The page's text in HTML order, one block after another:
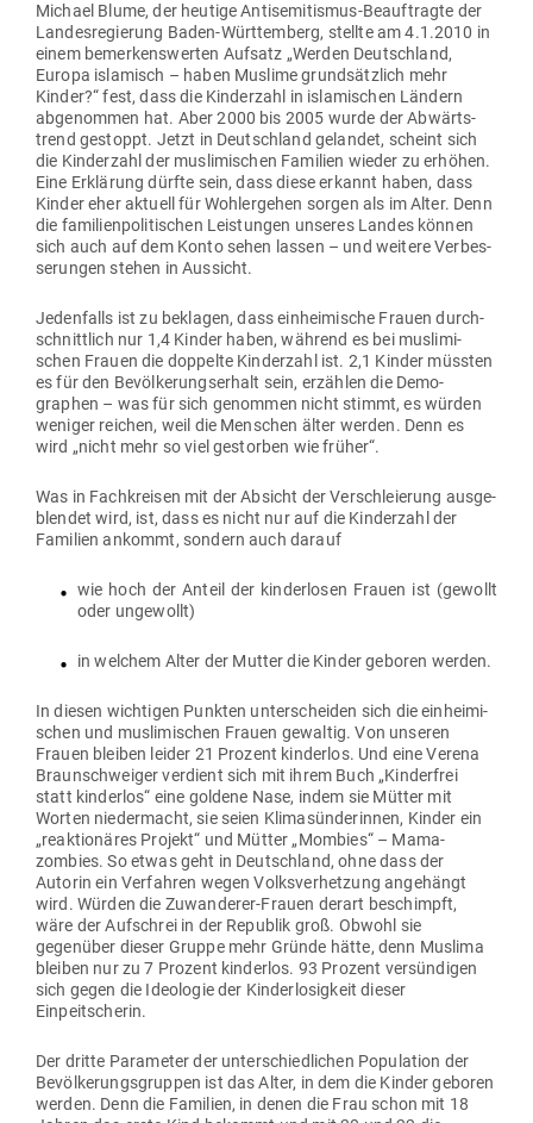
Michael Blume, der heutige Anti­se­mi­tismus-Beauf­tragte der
Lan­des­re­gierung Baden-Würt­temberg, stellte am 4.1.2010 in
einem bemer­kens­werten Aufsatz „Werden Deutschland,
Europa isla­misch – haben Muslime grund­sätzlich mehr
Kinder?“ fest, dass die Kin­derzahl in isla­mi­schen Ländern
abge­nommen hat. Aber 2000 bis 2005 wurde der Abwärts­
trend gestoppt. Jetzt in Deutschland gelandet, scheint sich
die Kin­derzahl der mus­li­mi­schen Familien wieder zu erhöhen.
Eine Erklärung dürfte sein, dass diese erkannt haben, dass
Kinder eher aktuell für Wohl­ergehen sorgen als im Alter. Denn
die fami­li­en­po­li­ti­schen Leis­tungen unseres Landes können
sich auch auf dem Konto sehen lassen – und weitere Ver­bes­
se­rungen stehen in Aussicht.
Jeden­falls ist zu beklagen, dass ein­hei­mische Frauen durch­
schnittlich nur 1,4 Kinder haben, während es bei mus­li­mi­
schen Frauen die dop­pelte Kin­derzahl ist. 2,1 Kinder müssten
es für den Bevöl­ke­rungs­erhalt sein, erzählen die Demo­
graphen – was für sich genommen nicht stimmt, es würden
weniger reichen, weil die Men­schen älter werden. Denn es
wird „nicht mehr so viel gestorben wie früher“.
Was in Fach­kreisen mit der Absicht der Ver­schleierung aus­ge­
blendet wird, ist, dass es nicht nur auf die Kin­derzahl der
Familien ankommt, sondern auch darauf
wie hoch der Anteil der kin­der­losen Frauen ist (gewollt
oder ungewollt)
in welchem Alter der Mutter die Kinder geboren werden.
In diesen wich­tigen Punkten unter­scheiden sich die ein­hei­mi­
schen und mus­li­mi­schen Frauen gewaltig. Von unseren
Frauen bleiben leider 21 Prozent kin­derlos. Und eine Verena
Braun­schweiger ver­dient sich mit ihrem Buch „Kin­derfrei
statt kin­derlos“ eine goldene Nase, indem sie Mütter mit
Worten nie­der­macht, sie seien Kli­ma­sün­de­rinnen, Kinder ein
„reak­tio­näres Projekt“ und Mütter „Mombies“ – Mama­
zombies. So etwas geht in Deutschland, ohne dass der
Autorin ein Ver­fahren wegen Volks­ver­hetzung ange­hängt
wird. Würden die Zuwan­derer-Frauen derart beschimpft,
wäre der Auf­schrei in der Republik groß. Obwohl sie
gegenüber dieser Gruppe mehr Gründe hätte, denn Muslima
bleiben nur zu 7 Prozent kin­derlos. 93 Prozent ver­sün­digen
sich gegen die Ideo­logie der Kin­der­lo­sigkeit dieser
Einpeitscherin.
Der dritte Para­meter der unter­schied­lichen Popu­lation der
Bevöl­ke­rungs­gruppen ist das Alter, in dem die Kinder geboren
werden. Denn die Familien, in denen die Frau schon mit 18